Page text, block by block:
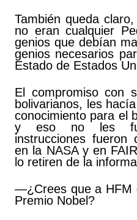
También queda
no eran cualquier
genios que debían
genios necesarios
Estado de Estados
El compromiso con
bolivarianos, les
conocimiento para el
y eso no les
instrucciones fueron
en la NASA y en
lo retiren de la
—¿Crees que a HFM
Premio Nobel?